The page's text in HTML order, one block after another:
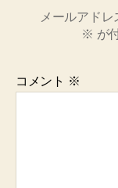
メールアドレ
※ が
コメント ※